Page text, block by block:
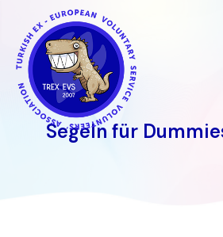
İçeriğe
geç
Segeln für